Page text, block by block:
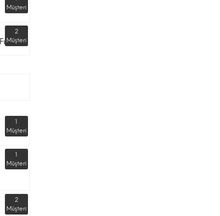
Müşteri
2
Müşteri
1
Müşteri
1
Müşteri
2
Müşteri